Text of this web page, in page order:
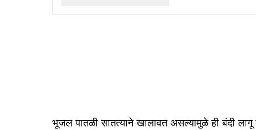
भूजल पातळी सातत्याने खालावत असल्यामुळे ही बंदी